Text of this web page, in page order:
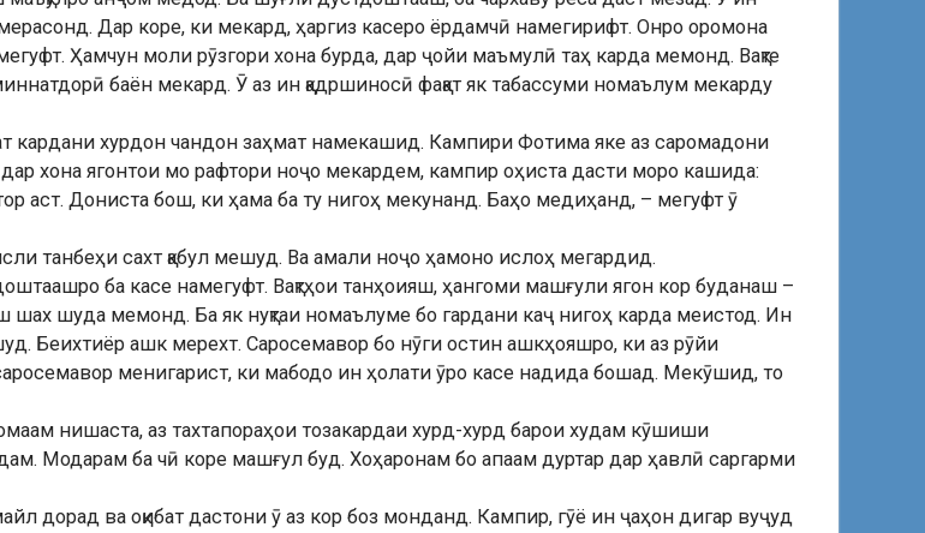
Дар коре, ки мекард, ҳаргиз касеро ёрдамчӣ намегирифт. Онро оромона
Ҳамчун моли рӯзгори хона бурда, дар ҷойи маъмулӣ таҳ карда мемонд. Вақте
баён мекард. Ӯ аз ин қадршиносӣ фақат як табассуми номаълум мекарду
кардани хурдон чандон заҳмат намекашид. Кампири Фотима яке аз саромадони
хона ягонтои мо рафтори ноҷо мекардем, кампир оҳиста дасти моро кашида:
аст. Дониста бош, ки ҳама ба ту нигоҳ мекунанд. Баҳо медиҳанд, – мегуфт ӯ
танбеҳи сахт қабул мешуд. Ва амали ноҷо ҳамоно ислоҳ мегардид.
ба касе намегуфт. Вақтҳои танҳоияш, ҳангоми машғули ягон кор буданаш –
шах шуда мемонд. Ба як нуқтаи номаълуме бо гардани каҷ нигоҳ карда меистод. Ин
Беихтиёр ашк мерехт. Саросемавор бо нӯги остин ашкҳояшро, ки аз рӯйи
менигарист, ки мабодо ин ҳолати ӯро касе надида бошад. Мекӯшид, то
нишаста, аз тахтапораҳои тозакардаи хурд-хурд барои худам кӯшиши
Модарам ба чӣ коре машғул буд. Хоҳаронам бо апаам дуртар дар ҳавлӣ саргарми
дорад ва оқибат дастони ӯ аз кор боз монданд. Кампир, гӯё ин ҷаҳон дигар вуҷуд